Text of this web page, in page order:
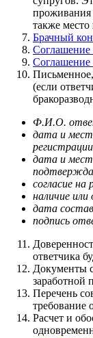
проживания
также
Брачный
Соглашение
Соглашение
Письменное,
(если
Ф.И.О.
дата и
дата и
согласие на
наличие
дата
подпись
ответчика
Документы
заработной
Перечень
требование
Расчет и